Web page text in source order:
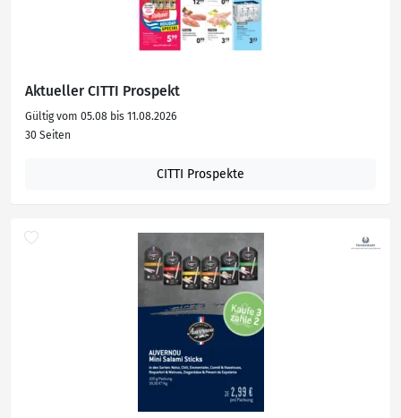
Aktueller CITTI Prospekt
Gültig vom 05.08 bis 11.08.2026
30 Seiten
CITTI Prospekte